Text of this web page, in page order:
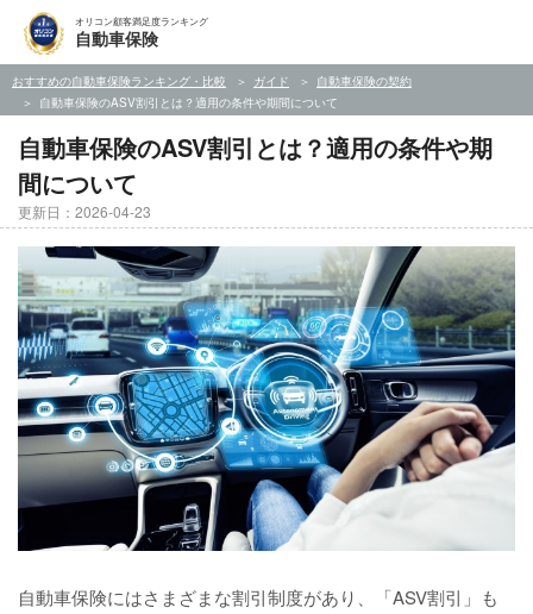
オリコン顧客満足度ランキング
自動車保険
おすすめの自動車保険ランキング・比較 ガイド
自動車保険の契約
自動車保険のASV割引とは？適用の条件や期間について
自動車保険のASV割引とは？適用の条件や期
間について
更新日：2026-04-23
自動車保険にはさまざまな割引制度があり、「ASV割引」も